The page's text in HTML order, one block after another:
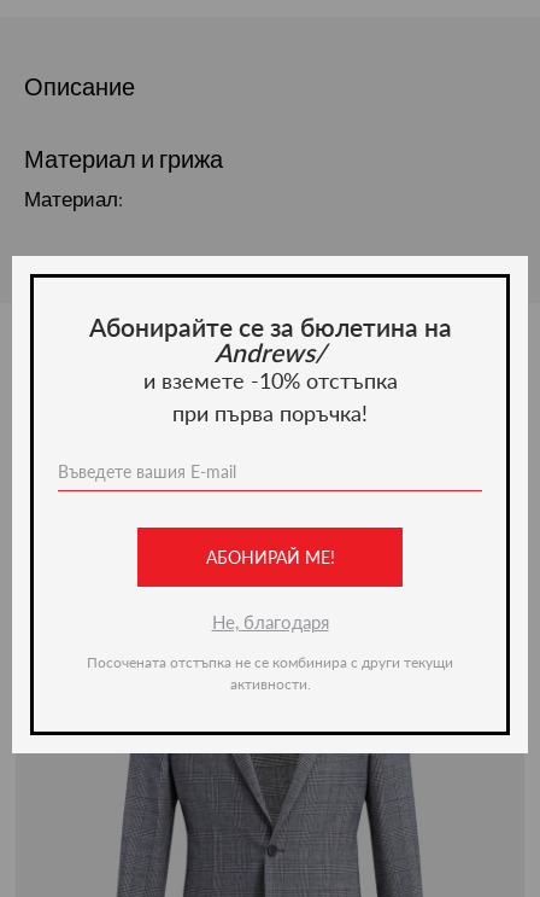
Описание
Материал и грижа
Материал:
Ние препоръчваме
-50%
Абонирайте се за бюлетина на
Andrews/
и вземете -10% отстъпка
при първа поръчка!
АБОНИРАЙ МЕ!
Не, благодаря
Посочената отстъпка не се комбинира с други текущи
активности.